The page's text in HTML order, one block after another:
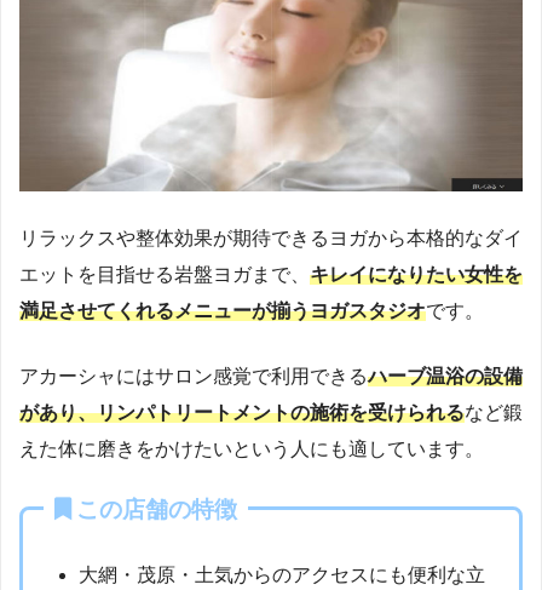
リラックスや整体効果が期待できるヨガから本格的なダイ
エットを目指せる岩盤ヨガまで、 キレイになりたい女性を
満足させてくれるメニューが揃うヨガスタジオです。
アカーシャにはサロン感覚で利用できるハーブ温浴の設備
があり、リンパトリートメントの施術を受けられるなど鍛
えた体に磨きをかけたいという人にも適しています。
この店舗の特徴
大網・茂原・土気からのアクセスにも便利な立